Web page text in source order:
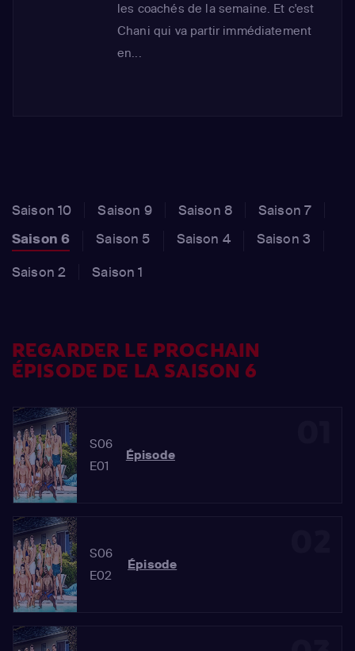
les coachés de la semaine. Et c'est
Chani qui va partir immédiatement
en...
Saison 10 Saison 9 Saison 8
Saison 7
Saison 6
Saison 5 Saison 4
Saison 3
Saison 2
Saison 1
REGARDER LE PROCHAIN
ÉPISODE DE LA SAISON 6
S06
E01
Épisode
S06
E02
Épisode